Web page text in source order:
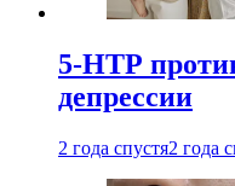
5-НТР
депрессии
2 года спустя2 года